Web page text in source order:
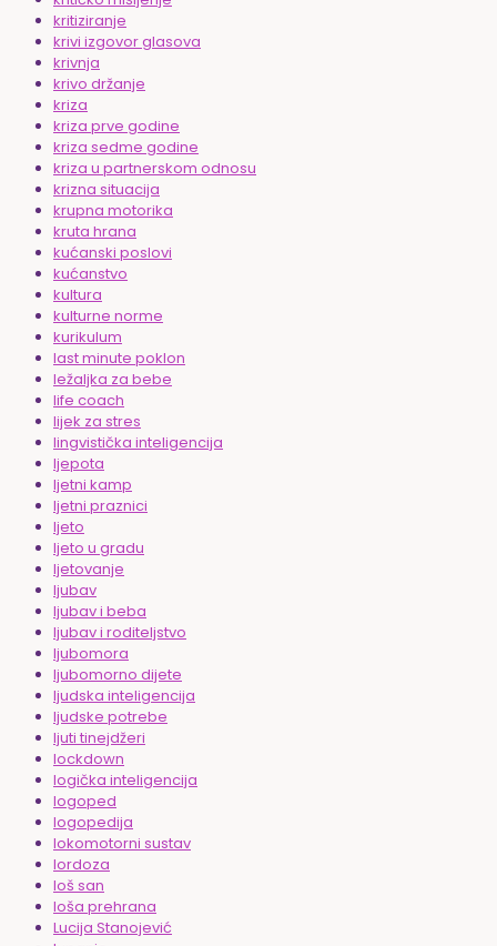
kritiziranje
krivi izgovor glasova
krivnja
krivo držanje
kriza
kriza prve godine
kriza sedme godine
kriza u partnerskom odnosu
krizna situacija
krupna motorika
kruta hrana
kućanski poslovi
kućanstvo
kultura
kulturne norme
kurikulum
last minute poklon
ležaljka za bebe
life coach
lijek za stres
lingvistička inteligencija
ljepota
ljetni kamp
ljetni praznici
ljeto
ljeto u gradu
ljetovanje
ljubav
ljubav i beba
ljubav i roditeljstvo
ljubomora
ljubomorno dijete
ljudska inteligencija
ljudske potrebe
ljuti tinejdžeri
lockdown
logička inteligencija
logoped
logopedija
lokomotorni sustav
lordoza
loš san
loša prehrana
Lucija Stanojević